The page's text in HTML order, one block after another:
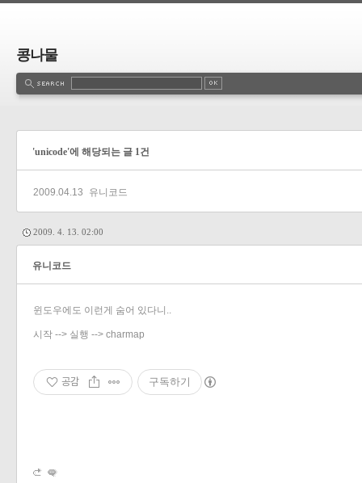
콩나물
'unicode'에 해당되는 글 1건
2009.04.13 유니코드
2009. 4. 13. 02:00
유니코드
윈도우에도 이런게 숨어 있다니..
시작 --> 실행 --> charmap
공감 구독하기